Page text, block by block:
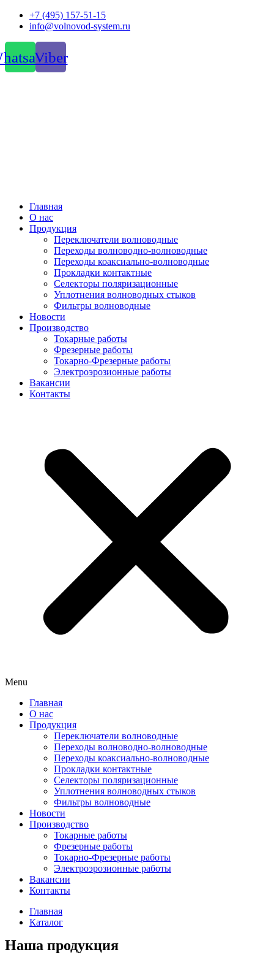
Перейти+7 (495) 157-51-15
info@volnovod-system.ru
Viber
Главная
О нас
Продукция
Переключатели волноводные
Переходы волноводно-волноводные
Переходы коаксиально-волноводные
Прокладки контактные
Селекторы поляризационные
Уплотнения волноводных стыков
Фильтры волноводные
Новости
Производство
Токарные работы
Фрезерные работы
Токарно-Фрезерные работы
Электроэрозионные работы
Вакансии
Контакты
Menu
Главная
О нас
Продукция
Переключатели волноводные
Переходы волноводно-волноводные
Переходы коаксиально-волноводные
Прокладки контактные
Селекторы поляризационные
Уплотнения волноводных стыков
Фильтры волноводные
Новости
Производство
Токарные работы
Фрезерные работы
Токарно-Фрезерные работы
Электроэрозионные работы
Вакансии
Контакты
Главная
Каталог
Наша продукция